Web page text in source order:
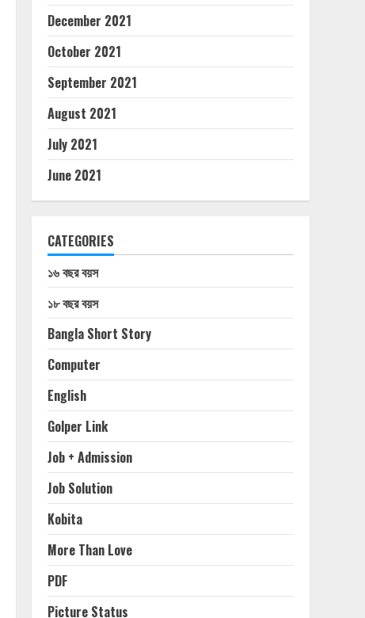
December 2021
October 2021
September 2021
August 2021
July 2021
June 2021
CATEGORIES
১৬ বছর বয়স
১৮ বছর বয়স
Bangla Short Story
Computer
English
Golper Link
Job + Admission
Job Solution
Kobita
More Than Love
PDF
Picture Status